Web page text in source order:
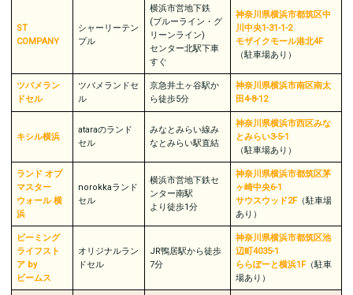
ST
COMPANY
シャーリーテン
プル
横浜市営地下鉄
(ブルーライン・グ
リーンライン)
センター北駅下車
すぐ
神奈川県横浜市都筑区中
川中央1-31-1-2
モザイクモール港北4F
（駐車場︎︎︎あり）
ツバメラン
ドセル
ツバメランドセ
ル
京急井土ヶ谷駅か
ら徒歩5分
神奈川県横浜市南区南太
田4-8-12
キシル横浜
ataraのランド
セル
みなとみらい線み
なとみらい駅直結
神奈川県横浜市西区みな
とみらい3-5-1
（駐車場︎︎︎あり）
ランド オブ
マスター
ウォール 横
浜
norokkaランド
セル
横浜市営地下鉄セ
ンター南駅
より徒歩1分
神奈川県横浜市都筑区茅
ヶ崎中央6-1
サウスウッド2F（駐車場︎︎︎
あり）
ビーミング
ライフスト
ア by
ビームス
オリジナルラン
ドセル
JR鴨居駅から徒歩
7分
神奈川県横浜市都筑区池
辺町4035-1
ららぽーと横浜1F（駐車
場︎︎︎あり）